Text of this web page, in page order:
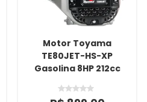
Motor Toyama
TE80JET-HS-XP
Gasolina 8HP 212cc